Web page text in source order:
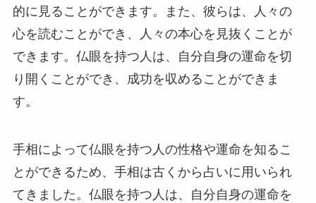
的に見ることができます。また、彼らは、人々の
心を読むことができ、人々の本心を見抜くことが
できます。仏眼を持つ人は、自分自身の運命を切
り開くことができ、成功を収めることができま
す。
手相によって仏眼を持つ人の性格や運命を知るこ
とができるため、手相は古くから占いに用いられ
てきました。仏眼を持つ人は、自分自身の運命を